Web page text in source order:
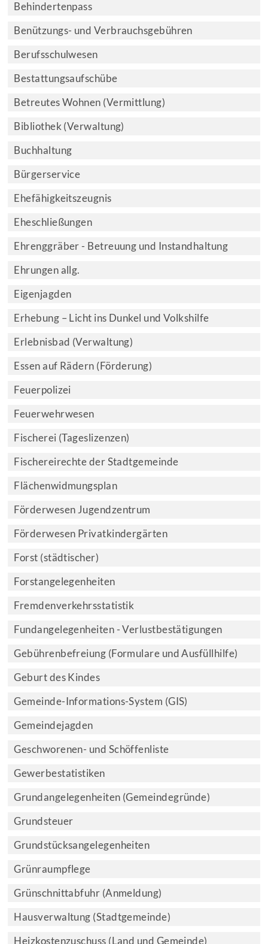
Behindertenpass
Benützungs- und Verbrauchsgebühren
Berufsschulwesen
Bestattungsaufschübe
Betreutes Wohnen (Vermittlung)
Bibliothek (Verwaltung)
Buchhaltung
Bürgerservice
Ehefähigkeitszeugnis
Eheschließungen
Ehrenggräber - Betreuung und Instandhaltung
Ehrungen allg.
Eigenjagden
Erhebung – Licht ins Dunkel und Volkshilfe
Erlebnisbad (Verwaltung)
Essen auf Rädern (Förderung)
Feuerpolizei
Feuerwehrwesen
Fischerei (Tageslizenzen)
Fischereirechte der Stadtgemeinde
Flächenwidmungsplan
Förderwesen Jugendzentrum
Förderwesen Privatkindergärten
Forst (städtischer)
Forstangelegenheiten
Fremdenverkehrsstatistik
Fundangelegenheiten - Verlustbestätigungen
Gebührenbefreiung (Formulare und Ausfüllhilfe)
Geburt des Kindes
Gemeinde-Informations-System (GIS)
Gemeindejagden
Geschworenen- und Schöffenliste
Gewerbestatistiken
Grundangelegenheiten (Gemeindegründe)
Grundsteuer
Grundstücksangelegenheiten
Grünraumpflege
Grünschnittabfuhr (Anmeldung)
Hausverwaltung (Stadtgemeinde)
Heizkostenzuschuss (Land und Gemeinde)